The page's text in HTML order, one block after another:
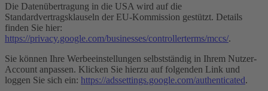
Die Datenübertragung in die USA wird auf die
Standardvertragsklauseln der EU-Kommission gestützt. Details
finden Sie hier:
https://privacy.google.com/businesses/controllerterms/mccs/.
Sie können Ihre Werbeeinstellungen selbstständig in Ihrem Nutzer-
Account anpassen. Klicken Sie hierzu auf folgenden Link und
loggen Sie sich ein: https://adssettings.google.com/authenticated.